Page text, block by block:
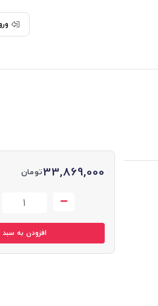
33,869,000تومان
افزودن به سبد